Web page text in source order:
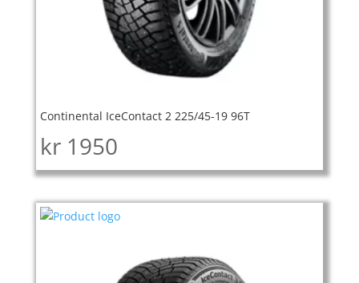
Continental IceContact 2 225/45-19 96T
kr 1950